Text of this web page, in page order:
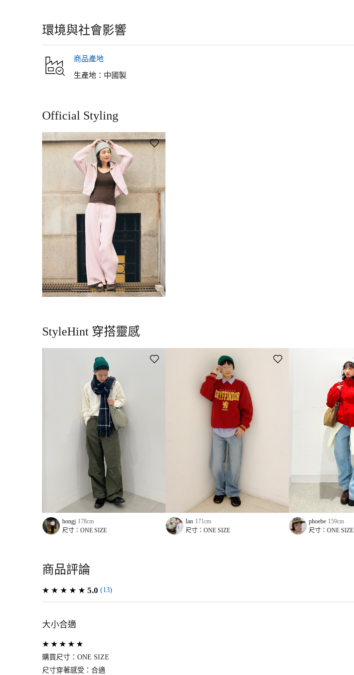
環境與社會影響
商品產地
生產地： 中國製
Official Styling
StyleHint 穿搭靈感
hongj 178cm
尺寸： ONE SIZE
Ian 171cm
尺寸： ONE SIZE
phoebe 159cm
尺寸： ONE SIZE
商品評論
5.0 (13)
大小合適
購買尺寸： ONE SIZE
尺寸穿著感受： 合適